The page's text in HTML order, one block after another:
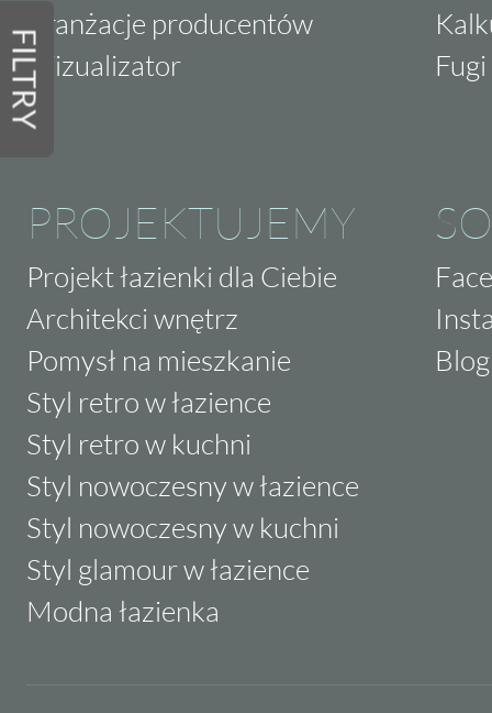
FILTRY
Aranżacje producentów
Wizualizator
PROJEKTUJEMY
Projekt łazienki dla Ciebie
Architekci wnętrz
Pomysł na mieszkanie
Styl retro w łazience
Styl retro w kuchni
Styl nowoczesny w łazience
Styl nowoczesny w kuchni
Styl glamour w łazience
Modna łazienka
Blog